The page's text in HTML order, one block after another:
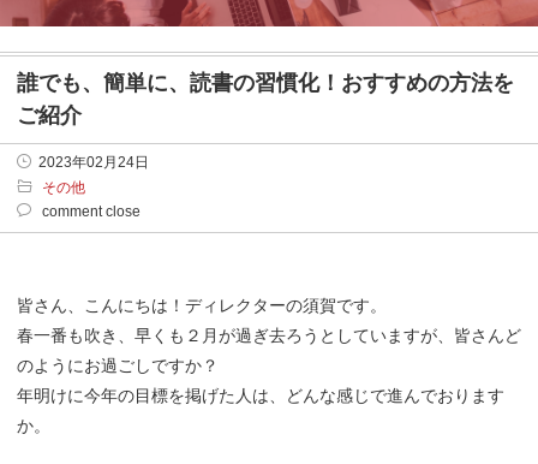
誰でも、簡単に、読書の習慣化！おすすめの方法を
ご紹介
2023年02月24日
その他
comment close
皆さん、こんにちは！ディレクターの須賀です。
春一番も吹き、早くも２月が過ぎ去ろうとしていますが、皆さんど
のようにお過ごしですか？
年明けに今年の目標を掲げた人は、どんな感じで進んでおります
か。